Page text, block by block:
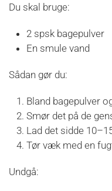
Du skal bruge:
2 spsk bagepulver
En smule vand
Sådan gør du:
Bland bagepulver
Smør det på de
Lad det sidde
Tør væk med en
Undgå: